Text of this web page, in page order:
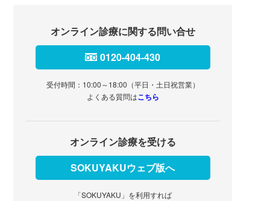
オンライン診療に関する問い合せ
0120-404-430
受付時間：10:00～18:00（平日・土日祝営業）
よくある質問はこちら
オンライン診療を受ける
SOKUYAKUウェブ版へ
「SOKUYAKU」を利用すれば